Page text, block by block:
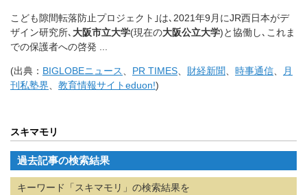
こども隙間転落防止プロジェクト｣は､2021年9月にJR西日本がデ
ザイン研究所､ 大阪市立大学(現在の大阪公立大学)と協働し､これま
での保護者への啓発 ..
(出典： BIGLOBEニュース PR TIMES 財経新聞 時事通信
月
刊私塾界
教育情報サイトeduon!)
スキマモリ
過去記事の検索結果
キーワード「スキマモリ」の検索結果を